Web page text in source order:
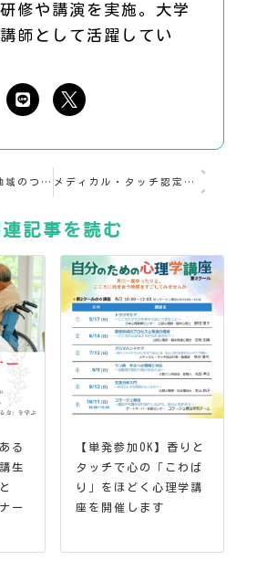
修や講演を実施。大学
師として活躍してい
タッチで広がる地域のつながり メディカル・タッチ認定看護師の活動紹介-植﨑陽子さん-
連記事を読む
る
生
ー
【単発参加OK】香りと
タッチで心の「こわば
り」をほどく心理学講
座を開催します